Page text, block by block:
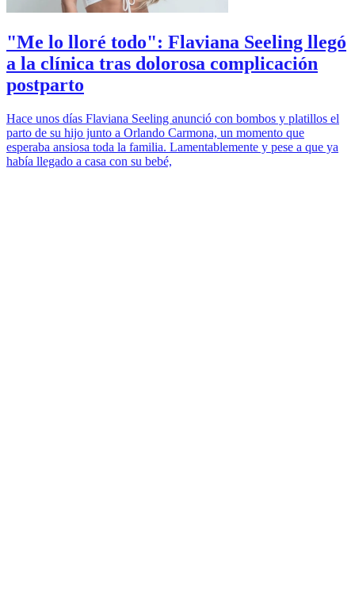
"Me lo lloré todo": Flaviana Seeling llegó
a la clínica tras dolorosa complicación
postparto
Hace unos días Flaviana Seeling anunció con bombos y platillos el
parto de su hijo junto a Orlando Carmona, un momento que
esperaba ansiosa toda la familia. Lamentablemente y pese a que ya
había llegado a casa con su bebé,